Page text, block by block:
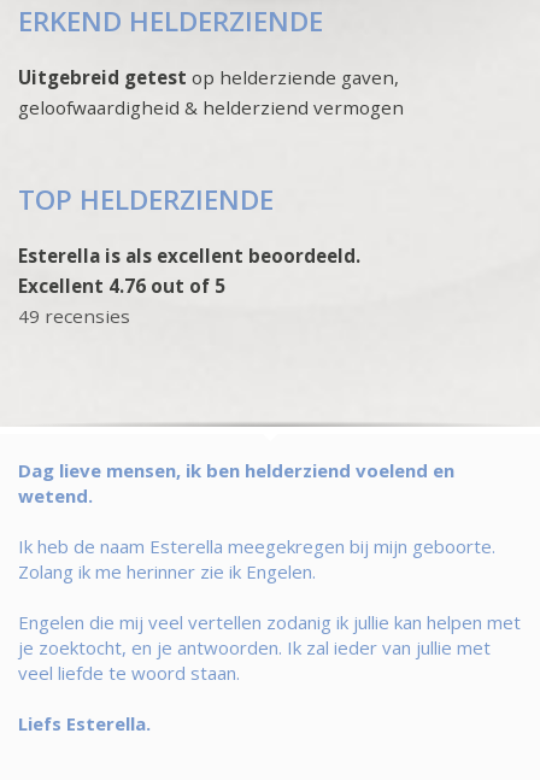
ERKEND HELDERZIENDE
Uitgebreid getest op helderziende gaven,
geloofwaardigheid & helderziend vermogen
TOP HELDERZIENDE
Esterella is als excellent beoordeeld.
Excellent 4.76 out of 5
49 recensies
Dag lieve mensen, ik ben helderziend voelend en
wetend.
Ik heb de naam Esterella meegekregen bij mijn geboorte.
Zolang ik me herinner zie ik Engelen.
Engelen die mij veel vertellen zodanig ik jullie kan helpen met
je zoektocht, en je antwoorden. Ik zal ieder van jullie met
veel liefde te woord staan.
Liefs Esterella.